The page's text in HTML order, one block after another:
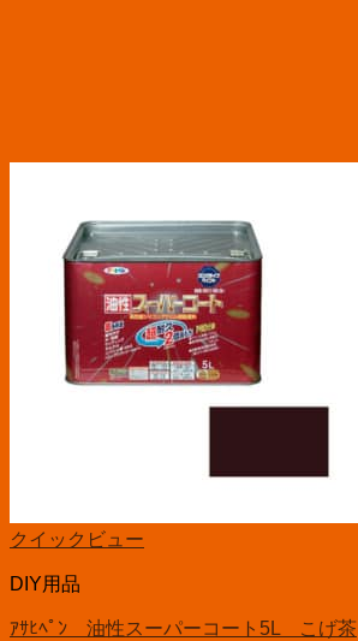
クイックビュー
DIY用品
ｱｻﾋﾍﾟﾝ 油性スーパーコート5L こげ茶